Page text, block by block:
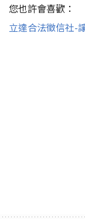
您也許會喜歡：
立達合法徵信社-